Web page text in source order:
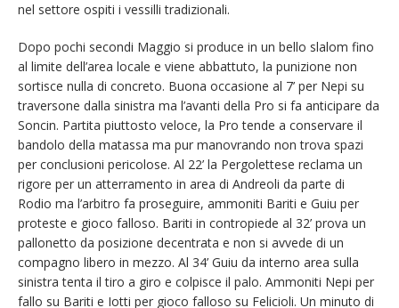
nel settore ospiti i vessilli tradizionali.
Dopo pochi secondi Maggio si produce in un bello slalom fino
al limite dell’area locale e viene abbattuto, la punizione non
sortisce nulla di concreto. Buona occasione al 7’ per Nepi su
traversone dalla sinistra ma l’avanti della Pro si fa anticipare da
Soncin. Partita piuttosto veloce, la Pro tende a conservare il
bandolo della matassa ma pur manovrando non trova spazi
per conclusioni pericolose. Al 22’ la Pergolettese reclama un
rigore per un atterramento in area di Andreoli da parte di
Rodio ma l’arbitro fa proseguire, ammoniti Bariti e Guiu per
proteste e gioco falloso. Bariti in contropiede al 32’ prova un
pallonetto da posizione decentrata e non si avvede di un
compagno libero in mezzo. Al 34’ Guiu da interno area sulla
sinistra tenta il tiro a giro e colpisce il palo. Ammoniti Nepi per
fallo su Bariti e Iotti per gioco falloso su Felicioli. Un minuto di